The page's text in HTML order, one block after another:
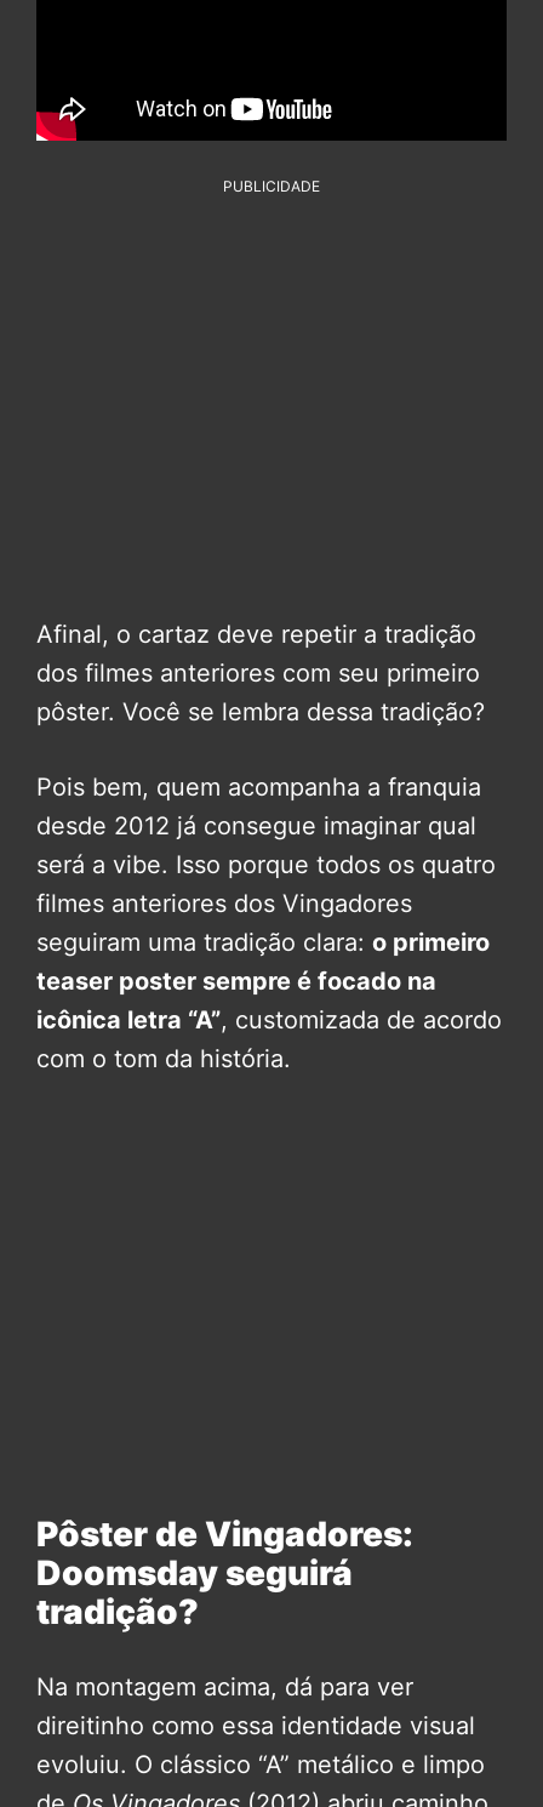
PUBLICIDADE
Afinal, o cartaz deve repetir a tradição
dos filmes anteriores com seu primeiro
pôster. Você se lembra dessa tradição?
Pois bem, quem acompanha a franquia
desde 2012 já consegue imaginar qual
será a vibe. Isso porque todos os quatro
filmes anteriores dos Vingadores
seguiram uma tradição clara: o primeiro
teaser poster sempre é focado na
icônica letra “A”, customizada de acordo
com o tom da história.
Pôster de Vingadores:
Doomsday seguirá
tradição?
Na montagem acima, dá para ver
direitinho como essa identidade visual
evoluiu. O clássico “A” metálico e limpo